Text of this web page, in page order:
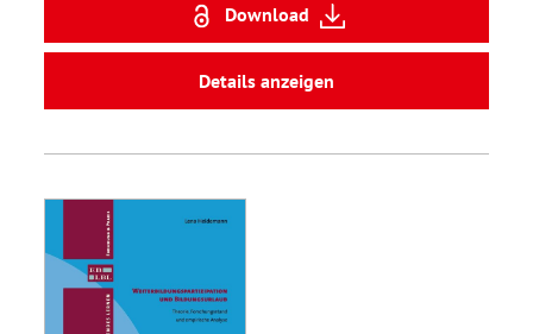
Download
Details anzeigen